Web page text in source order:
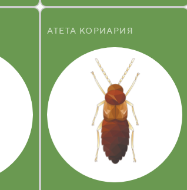
АТЕТА КОРИАРИЯ